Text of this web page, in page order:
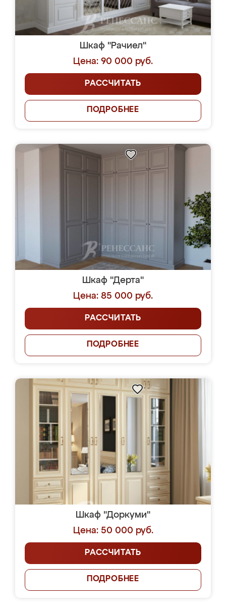
Шкаф "Рачиел"
Цена: 90 000 руб.
РАССЧИТАТЬ
ПОДРОБНЕЕ
Шкаф "Дерта"
Цена: 85 000 руб.
РАССЧИТАТЬ
ПОДРОБНЕЕ
Шкаф "Доркуми"
Цена: 50 000 руб.
РАССЧИТАТЬ
ПОДРОБНЕЕ